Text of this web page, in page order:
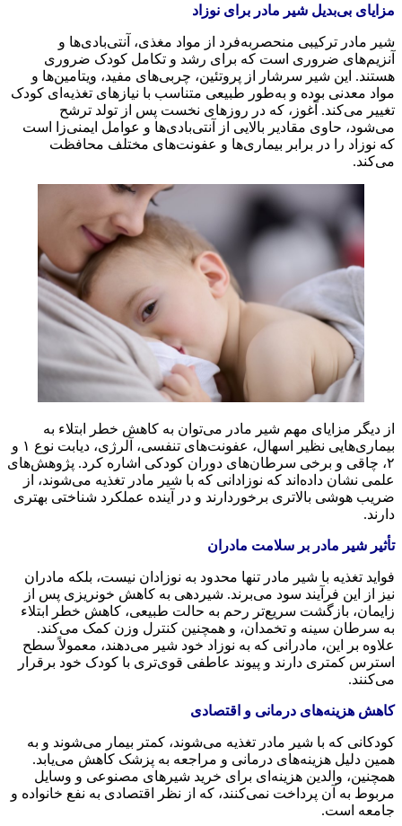
بی‌بدیل شیر مادر برای نوزاد
مادر ترکیبی منحصربه‌فرد از مواد مغذی، آنتی‌بادی‌ها و
ضروری است که برای رشد و تکامل کودک ضروری
این شیر سرشار از پروتئین، چربی‌های مفید، ویتامین‌ها و
معدنی بوده و به‌طور طبیعی متناسب با نیازهای تغذیه‌ای کودک
می‌کند.آغوز، که در روزهای نخست پس از تولد ترشح
حاوی مقادیر بالایی از آنتی‌بادی‌ها و عوامل ایمنی‌زا است
نوزاد را در برابر بیماری‌ها و عفونت‌های مختلف محافظت
دیگر مزایای مهم شیر مادر می‌توان به کاهش خطر ابتلاء به
بیماری‌هایی نظیر اسهال، عفونت‌های تنفسی، آلرژی، دیابت نوع ۱ و
۲، چاقی و برخی سرطان‌های دوران کودکی اشاره کرد. پژوهش‌های
نشان داده‌اند که نوزادانی که با شیر مادر تغذیه می‌شوند، از
هوشی بالاتری برخوردارند و در آینده عملکرد شناختی بهتری
شیر مادر بر سلامت مادران
تغذیه با شیر مادر تنها محدود به نوزادان نیست، بلکه مادران
از این فرآیند سود می‌برند. شیردهی به کاهش خونریزی پس از
بازگشت سریع‌تر رحم به حالت طبیعی، کاهش خطر ابتلاء
سرطان سینه و تخمدان، و همچنین کنترل وزن کمک می‌کند.
بر این، مادرانی که به نوزاد خود شیر می‌دهند، معمولاً سطح
کمتری دارند و پیوند عاطفی قوی‌تری با کودک خود برقرار
هزینه‌های درمانی و اقتصادی
که با شیر مادر تغذیه می‌شوند، کمتر بیمار می‌شوند و به
دلیل هزینه‌های درمانی و مراجعه به پزشک کاهش می‌یابد.
والدین هزینه‌ای برای خرید شیرهای مصنوعی و وسایل
به آن پرداخت نمی‌کنند، که از نظر اقتصادی به نفع خانواده و
است.